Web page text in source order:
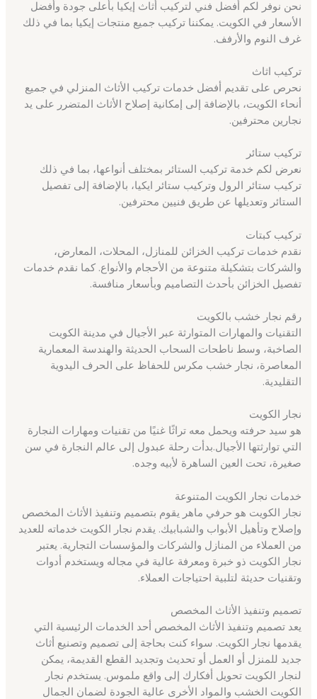
نحن نوفر لكم أفضل فني لتركيب أثاث إيكيا بأعلى جودة وأفضل
الأسعار في الكويت. يمكننا تركيب جميع منتجات إيكيا بما في ذلك
غرف النوم والأرفف.
تركيب اثاث
نحرص على تقديم أفضل خدمات تركيب الأثاث المنزلي في جميع
أنحاء الكويت، بالإضافة إلى إمكانية إصلاح الأثاث المتضرر على يد
نجارين محترفين.
تركيب ستائر
نعرض لكم خدمة تركيب الستائر بمختلف أنواعها، بما في ذلك
تركيب ستائر الرول وتركيب ستائر ايكيا، بالإضافة إلى تفصيل
الستائر وتعديلها عن طريق فنيين محترفين.
تركيب كبتات
نقدم خدمات تركيب الخزائن للمنازل، المحلات، المعارض،
والشركات بتشكيلة متنوعة من الأحجام والأنواع. كما نقدم خدمات
تفصيل الخزائن بأحدث التصاميم وبأسعار منافسة.
رقم نجار خشب بالكويت
التقنيات والمهارات المتوارثة عبر الأجيال في مدينة الكويت
الصاخبة، وسط ناطحات السحاب الحديثة والهندسة المعمارية
المعاصرة، نجار خشب مكرس للحفاظ على الحرف اليدوية
التقليدية.
نجار الكويت
هو سيد حرفته ويحمل معه تراثًا غنيًا من تقنيات ومهارات النجارة
التي توارثتها الأجيال.بدأت رحلة عبدول إلى عالم النجارة في سن
صغيرة، تحت العين الساهرة لأبيه وجده.
خدمات نجار الكويت المتنوعة
نجار الكويت هو حرفي ماهر يقوم بتصميم وتنفيذ الأثاث المخصص
وإصلاح وتأهيل الأبواب والشبابيك. يقدم نجار الكويت خدماته للعديد
من العملاء من المنازل والشركات والمؤسسات التجارية. يعتبر
نجار الكويت ذو خبرة ومعرفة عالية في مجاله ويستخدم أدوات
وتقنيات حديثة لتلبية احتياجات العملاء.
تصميم وتنفيذ الأثاث المخصص
يعد تصميم وتنفيذ الأثاث المخصص أحد الخدمات الرئيسية التي
يقدمها نجار الكويت. سواء كنت بحاجة إلى تصميم وتصنيع أثاث
جديد للمنزل أو العمل أو تحديث وتجديد القطع القديمة، يمكن
لنجار الكويت تحويل أفكارك إلى واقع ملموس. يستخدم نجار
الكويت الخشب والمواد الأخرى عالية الجودة لضمان الجمال